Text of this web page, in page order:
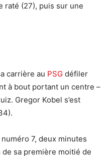
raté (27), puis sur une
carrière au PSG défiler
à bout portant un centre –
Gregor Kobel s’est
7, deux minutes
sa première moitié de